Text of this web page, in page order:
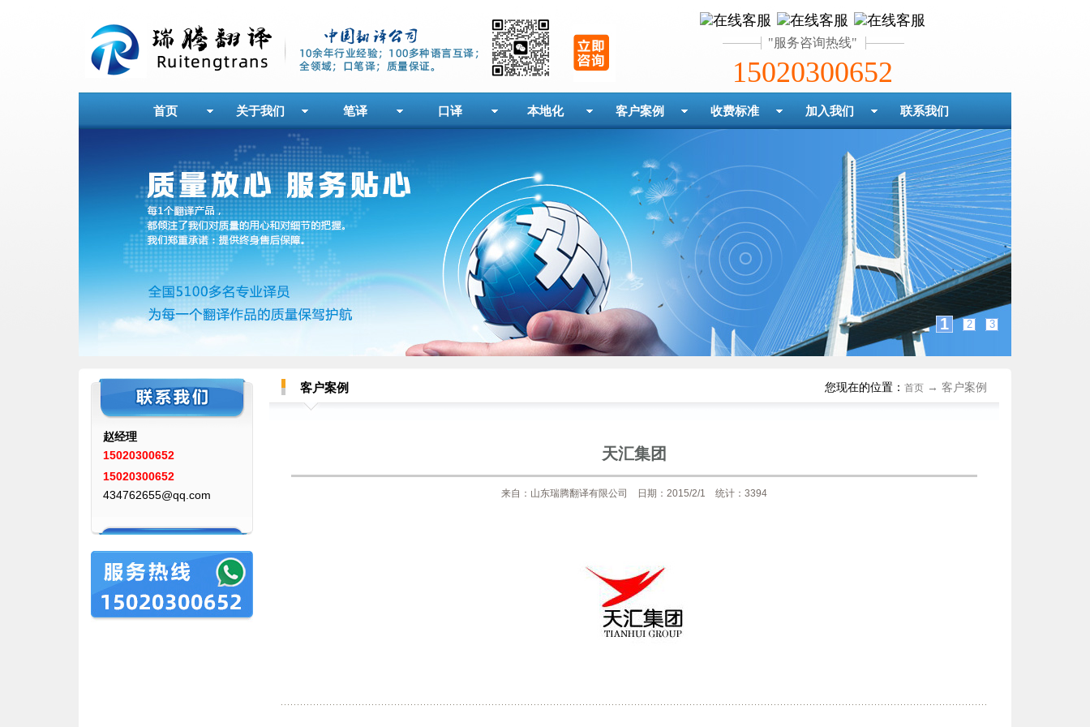
服务咨询热线
15020300652
首页 关于我们 笔译 口译 本地化 客户案例 收费标准 加入我们 联系我们
1 2 3
赵经理
15020300652
15020300652
434762655@qq.com
客户案例 您现在的位置： 首页 → 客户案例
天汇集团
来自：山东瑞腾翻译有限公司 日期：2015/2/1 统计：3394